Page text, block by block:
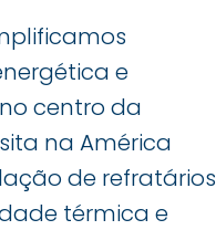
e
centro da
na América
de refratários
térmica e